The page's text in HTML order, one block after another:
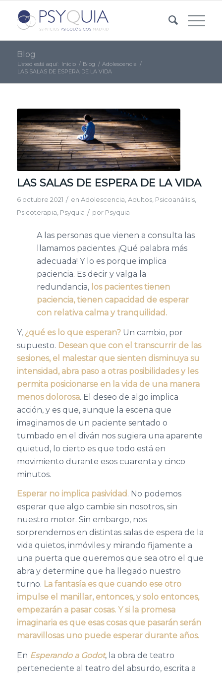
Blog
Usted está aquí: Inicio / Blog / Adolescencia /
LAS SALAS DE ESPERA DE LA VIDA
LAS SALAS DE ESPERA DE LA VIDA
6 octubre 2021 / en Adolescencia Adultos, Psicoanálisis,
Psicoterapia Psyquia / por Psyquia
A las personas que vienen a consulta las
llamamos pacientes. ¡Qué palabra más
adecuada! Y lo es porque implica
paciencia. Es decir y valga la
redundancia, los pacientes tienen
paciencia, tienen capacidad de esperar
con relativa calma y tranquilidad.
Y, ¿qué es lo que esperan?Un cambio, por
supuesto. Desean que con el transcurrir de las
sesiones, el malestar que sienten disminuya su
intensidad, abra paso a otras posibilidades y les
permita posicionarse en la vida de una manera
menos dolorosa. El deseo de algo implica
acción, y es que, aunque la escena que
imaginamos de un paciente sentado o
tumbado en el diván nos sugiera una aparente
quietud, lo cierto es que todo está en
movimiento durante esos cuarenta y cinco
minutos.
Esperar no implica pasividad. No podemos
esperar que algo cambie sin nosotros, sin
nuestro motor. Sin embargo, nos
sorprendemos en distintas salas de espera de la
vida quietos, inmóviles y mirando fijamente a
una puerta que queremos que sea otro el que
abra y determine que ha llegado nuestro
turno. La fantasía es que cuando ese otro
impulse el manillar, entonces, y solo entonces,
empezarán a pasar cosas. Y si la promesa
imaginaria es que esas cosas que pasarán serán
maravillosas uno puede esperar durante años.
En Esperando a Godot, la obra de teatro
perteneciente al teatro del absurdo, escrita a